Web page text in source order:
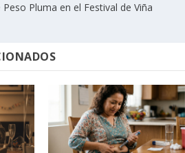
Pluma en el Festival de Viña